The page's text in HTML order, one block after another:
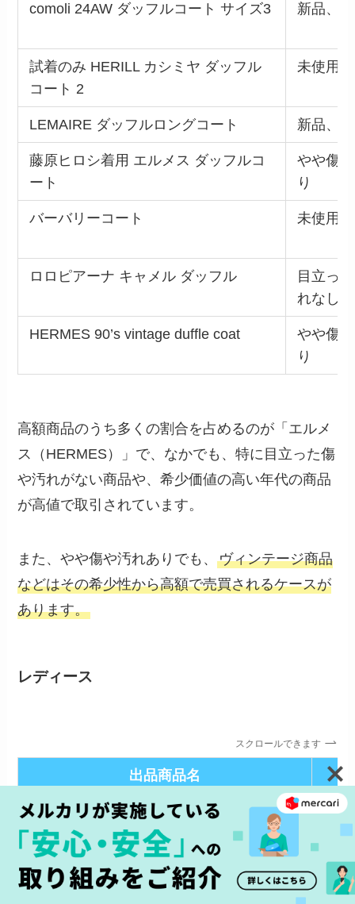
comoli 24AW ダッフルコート サイズ3 新品、
試着のみ HERILL カシミヤ ダッフル
コート 2
未使用
LEMAIRE ダッフルロングコート 新品、
藤原ヒロシ着用 エルメス ダッフルコ
ート
やや傷
り
バーバリーコート 未使用
ロロピアーナ キャメル ダッフル
目立っ
れなし
HERMES 90’s vintage duffle coat
やや傷
り
高額商品のうち多くの割合を占めるのが「エルメ
ス（HERMES）」で、なかでも、特に目立った傷
や汚れがない商品や、希少価値の高い年代の商品
が高値で取引されています。
また、やや傷や汚れありでも、ヴィンテージ商品
などはその希少性から高額で売買されるケースが
あります。
レディース
スクロールできます
出品商品名
LOUIS VUITTON フーディッドラップコー
ト
目立
汚
お値下げ！HERMES ウールダッフルコー
ト 2023AW エルメス！
未